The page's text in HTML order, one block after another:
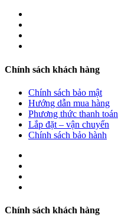
Chính sách khách hàng
Chính sách bảo mật
Hướng dẫn mua hàng
Phương thức thanh toán
Lắp đặt – vận chuyển
Chính sách bảo hành
Chính sách khách hàng